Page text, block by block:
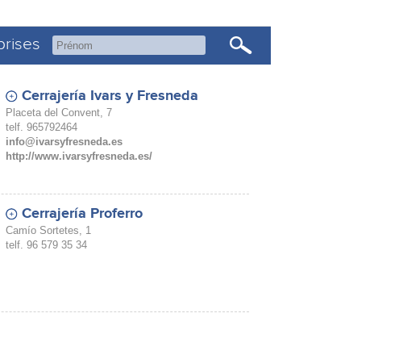
Cerrajería Ivars y Fresneda
Placeta del Convent, 7
telf. 965792464
info@ivarsyfresneda.es
http://www.ivarsyfresneda.es/
Cerrajería Proferro
Camío Sortetes, 1
telf. 96 579 35 34